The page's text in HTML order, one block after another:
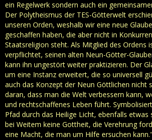
ein Regelwerk sondern auch ein
Der Polytheismus der TES-Götterwelt
unseren Orden, weshalb wir eine neue
geschaffen haben, die aber nicht in
Staatsreligion steht. Als Mitglied des Ordens
verpflichtet, seinen alten Neun-Götter-
kann ihn ungestört weiter praktizieren. Der
um eine Instanz erweitert, die so universell
auch das Konzept der Neun Göttlichen nicht
daran, dass man die Welt verbessern kann,
und rechtschaffenes Leben führt.
Pfad durch das Heilige Licht, ebenfalls etwas
bei Weitem keine Gottheit, die Verehrung
eine Macht, die man um Hilfe ersuchen kann."